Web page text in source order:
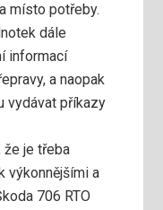
místo potřeby.
dále
informací
a naopak
vydávat příkazy
že je třeba
výkonnějšími a
706 RTO